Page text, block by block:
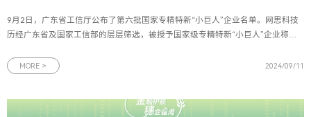
9月2日，广东省工信厅公布了第六批国家专精特新“小巨人”企业名单。网思科技
历经广东省及国家工信部的层层筛选，被授予国家级专精特新“小巨人”企业称
高度认可和肯定。图为广东省工信厅关于广东省第六批专精特新“小巨人”企业公
MORE > 2024/09/11